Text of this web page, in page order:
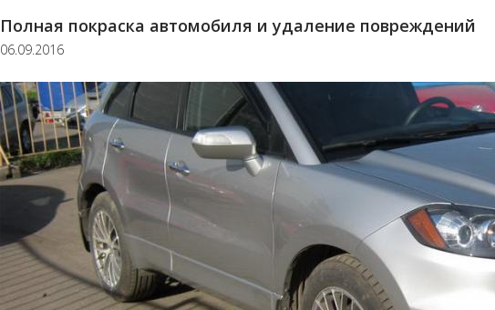
Полная покраска автомобиля и удаление повреждений
06.09.2016